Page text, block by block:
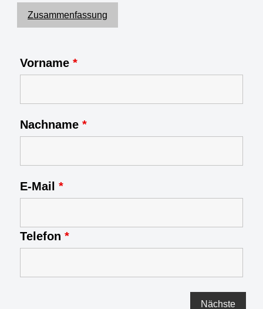
Zusammenfassung
Vorname *
Nachname *
E-Mail *
Telefon *